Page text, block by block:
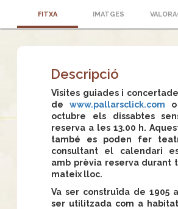
FITXA IMATGES
Descripció
Visites guiades i
de www.pallarsclick.com o
octubre els dissabtes
reserva a les 13.00 h.
també es poden fer
consultant el calendari
amb prèvia reserva durant
mateix lloc.
Va ser construïda de 1905
ser utilitzada com a